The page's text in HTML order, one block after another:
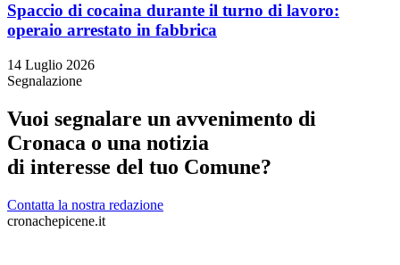
Spaccio di cocaina durante il turno di lavoro:
operaio arrestato in fabbrica
14 Luglio 2026
Segnalazione
Vuoi segnalare un avvenimento di
Cronaca o una notizia
di interesse del tuo Comune?
Contatta la nostra redazione
cronachepicene.it